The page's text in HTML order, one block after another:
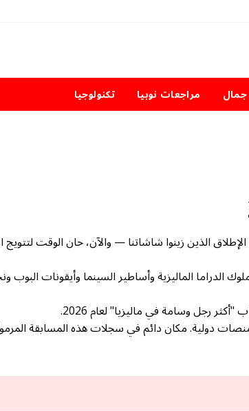
جمال مراجعات نوبيا تكنولوجيا
الذين زينوا شاشاتنا — والآن، حان الوقت
الماليزية وأساطير السينما وأيقونات البوب
رجل وسامة في ماليزيا" لعام 2026.
دولية. مكان دائم في سجلات هذه المسابقة